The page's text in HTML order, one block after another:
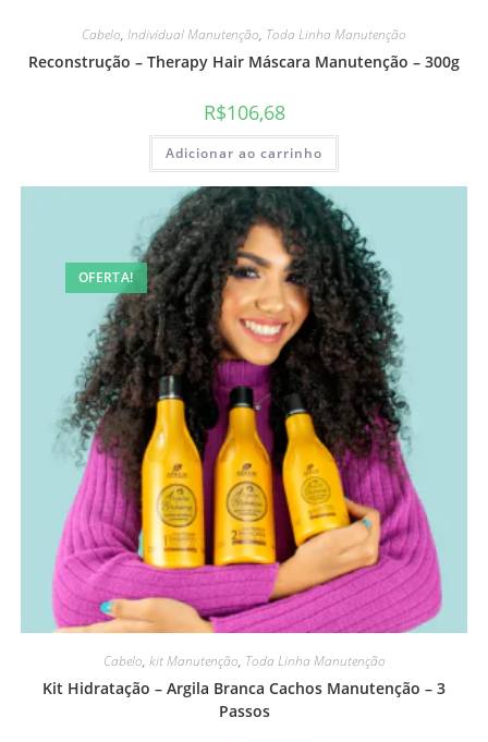
Cabelo, Individual Manutenção, Toda Linha Manutenção
Reconstrução – Therapy Hair Máscara Manutenção – 300g
R$106,68
Adicionar ao carrinho
OFERTA!
Cabelo, kit Manutenção, Toda Linha Manutenção
Kit Hidratação – Argila Branca Cachos Manutenção – 3
Passos